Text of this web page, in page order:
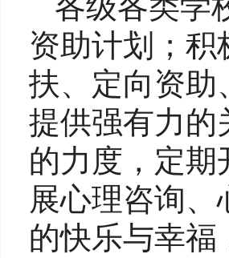
资助计划；积
扶、定向资助
提供强有力的
的力度，定期
展心理咨询
的快乐与幸福